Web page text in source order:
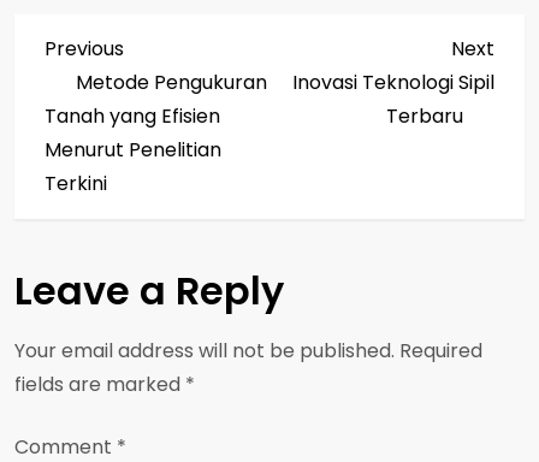
P
o
s
n
a
v
i
Previous
Post
Previous
Metode Pengukuran
Tanah yang Efisien
Menurut Penelitian
Terkini
Post
Next
Inovasi Teknologi Sipil
Terbaru
Leave a Reply
Your email address will not be published. Required
fields are marked *
Comment *